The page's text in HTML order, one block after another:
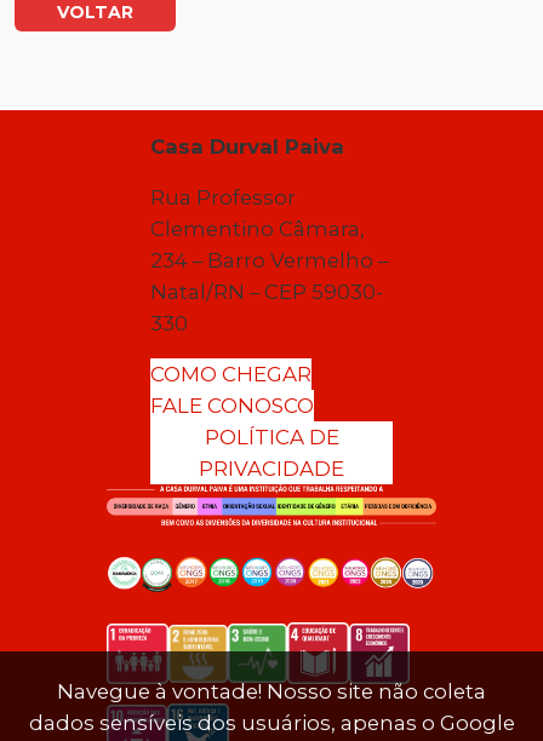
VOLTAR
Casa Durval Paiva
Rua Professor
Clementino Câmara,
234 – Barro Vermelho –
Natal/RN – CEP 59030-
330
COMO CHEGAR
FALE CONOSCO
POLÍTICA DE
PRIVACIDADE
Navegue à vontade! Nosso site não coleta
dados sensíveis dos usuários, apenas o Google